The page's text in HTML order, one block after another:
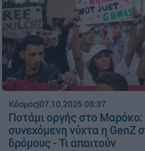
Κόσμος|07.10.2025 08:37
Ποτάμι οργής στο Μαρόκο:
συνεχόμενη νύχτα η GenZ
δρόμους - Τι απαιτούν